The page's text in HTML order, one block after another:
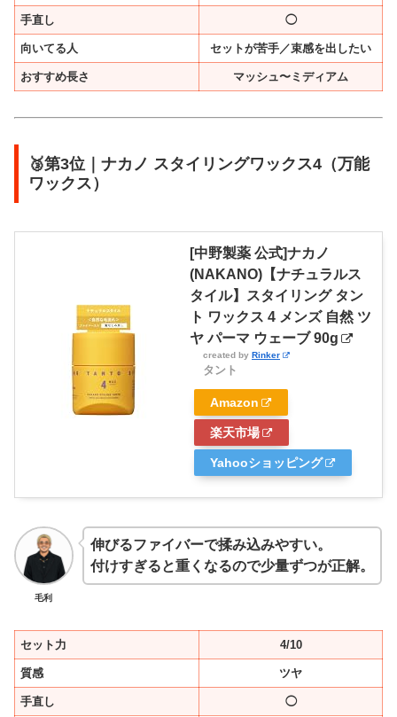
手直し ◯
向いてる人 セットが苦手／束感を出したい
おすすめ長さ マッシュ〜ミディアム
🥉第3位｜ナカノ スタイリングワックス4（万能
ワックス）
[中野製薬 公式]ナカノ
(NAKANO)【ナチュラルス
タイル】スタイリング タン
ト ワックス 4 メンズ 自然 ツ
ヤ パーマ ウェーブ 90g
created by Rinker
タント
Amazon
楽天市場
Yahooショッピング
毛利
伸びるファイバーで揉み込みやすい。
付けすぎると重くなるので少量ずつが正解。
セット力 4/10
質感 ツヤ
手直し ◯